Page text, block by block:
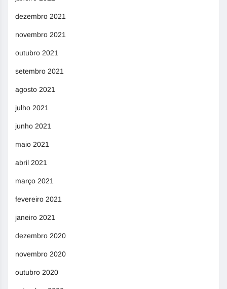
dezembro 2021
novembro 2021
outubro 2021
setembro 2021
agosto 2021
julho 2021
junho 2021
maio 2021
abril 2021
março 2021
fevereiro 2021
janeiro 2021
dezembro 2020
novembro 2020
outubro 2020